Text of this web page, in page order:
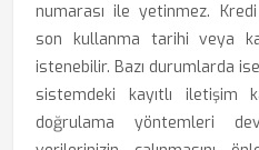
numarası ile yetinmez. Kredi
son kullanma tarihi veya
istenebilir. Bazı durumlarda
sistemdeki kayıtlı iletişim
doğrulama yöntemleri